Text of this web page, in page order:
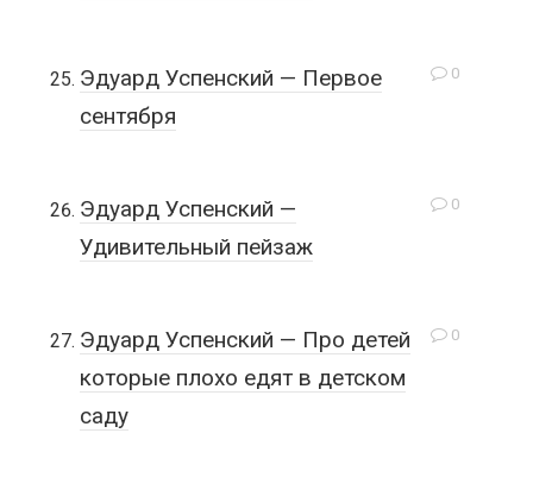
0
Эдуард Успенский — Первое
сентября
0
Эдуард Успенский —
Удивительный пейзаж
0
Эдуард Успенский — Про детей
которые плохо едят в детском
саду